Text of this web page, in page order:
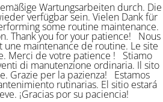
Wartungsarbeiten durch. Die
verfügbar sein. Vielen Dank für
some routine maintenance.
Thank you for your patience! Nous
maintenance de routine. Le site
Merci de votre patience ! Stiamo
di manutenzione ordinaria. Il sito
Grazie per la pazienza! Estamos
rutinarias. El sitio estará
¡Gracias por su paciencia!